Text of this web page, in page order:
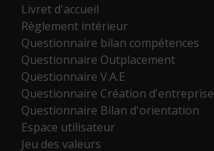
Livret d'accueil
Règlement intérieur
Questionnaire bilan compétences
Questionnaire Outplacement
Questionnaire V.A.E
Questionnaire Création d'entreprise
Questionnaire Bilan d'orientation
Espace utilisateur
Jeu des valeurs